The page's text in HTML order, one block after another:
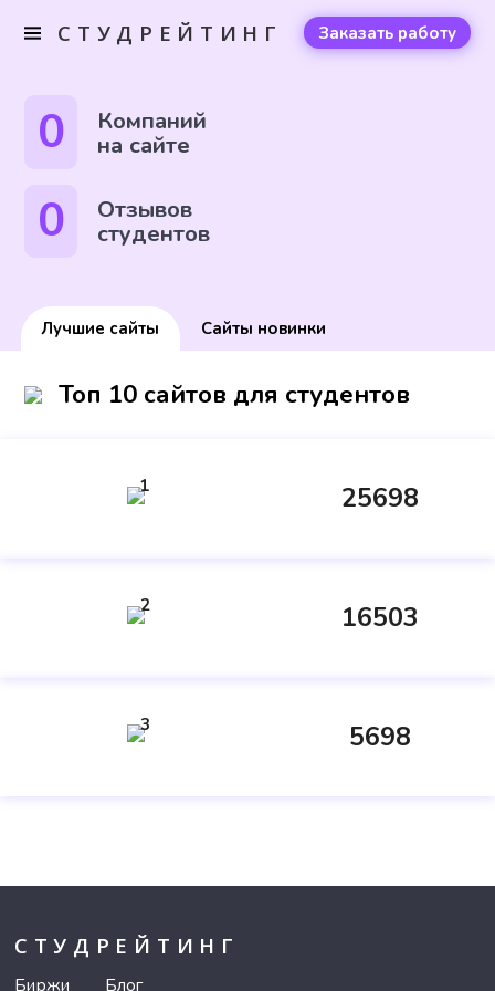
СТУДРЕЙТИНГ Заказать работу
0 Компаний
на сайте
0 Отзывов
студентов
Лучшие сайты Сайты новинки
Топ 10 сайтов для студентов
1 25698
2 16503
3 5698
СТУДРЕЙТИНГ
Биржи Блог